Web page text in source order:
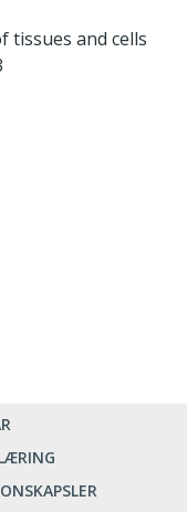
tissues and cells